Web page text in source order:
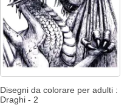
Disegni da colorare per adulti :
Draghi - 2